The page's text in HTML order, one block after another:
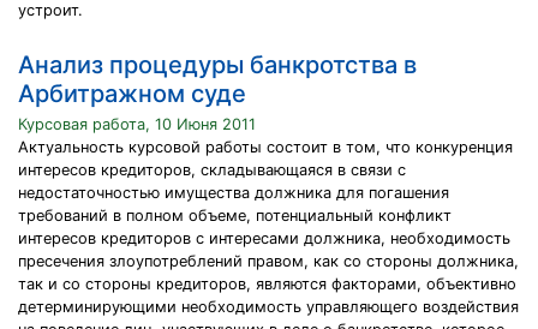
устроит.
Анализ процедуры банкротства в
Арбитражном суде
Курсовая работа, 10 Июня 2011
Актуальность курсовой работы состоит в том, что конкуренция
интересов кредиторов, складывающаяся в связи с
недостаточностью имущества должника для погашения
требований в полном объеме, потенциальный конфликт
интересов кредиторов с интересами должника, необходимость
пресечения злоупотреблений правом, как со стороны должника,
так и со стороны кредиторов, являются факторами, объективно
детерминирующими необходимость управляющего воздействия